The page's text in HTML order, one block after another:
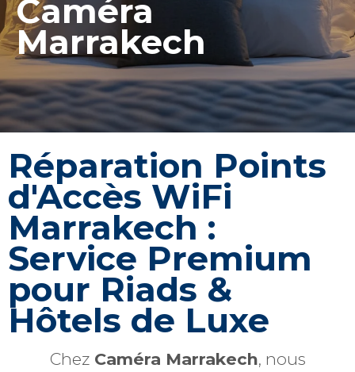
Caméra
Marrakech
Réparation Points
d'Accès WiFi
Marrakech :
Service Premium
pour Riads &
Hôtels de Luxe
Chez Caméra Marrakech, nous